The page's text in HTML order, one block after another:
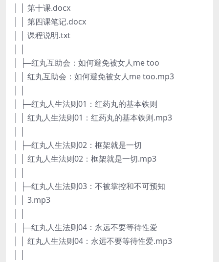
│ │ 第十课.docx
│ │ 第四课笔记.docx
│ │ 课程说明.txt
│ ├─红丸互助会：如何避免被女人me too
│ │ 红丸互助会：如何避免被女人me too.mp3
│ ├─红丸人生法则01：红药丸的基本铁则
│ │ 红丸人生法则01：红药丸的基本铁则.mp3
│ ├─红丸人生法则02：框架就是一切
│ │ 红丸人生法则02：框架就是一切.mp3
│ ├─红丸人生法则03：不被掌控和不可预知
│ │ 3.mp3
│ ├─红丸人生法则04：永远不要等待性爱
│ │ 红丸人生法则04：永远不要等待性爱.mp3